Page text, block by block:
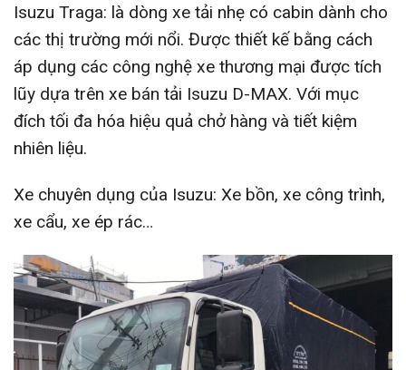
Isuzu Traga: là dòng xe tải nhẹ có cabin dành cho
các thị trường mới nổi. Được thiết kế bằng cách
áp dụng các công nghệ xe thương mại được tích
lũy dựa trên xe bán tải Isuzu D-MAX. Với mục
đích tối đa hóa hiệu quả chở hàng và tiết kiệm
nhiên liệu.
Xe chuyên dụng của Isuzu: Xe bồn, xe công trình,
xe cẩu, xe ép rác…